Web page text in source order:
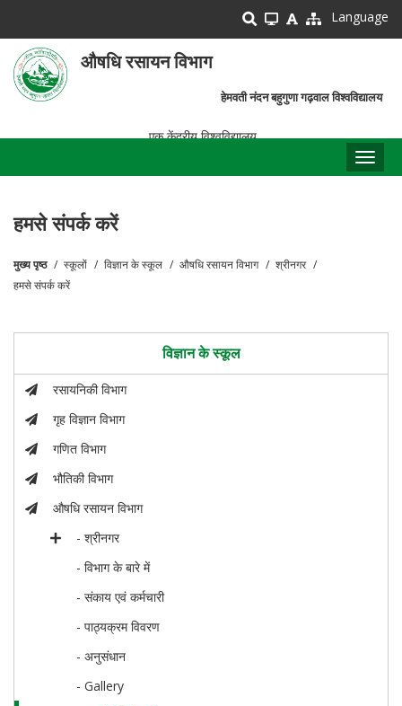
main
content
Language
औषधि रसायन विभाग
हेमवती नंदन बहुगुणा गढ़वाल विश्वविद्यालय
एक केंद्रीय विश्वविद्यालय
हमसे संपर्क करें
पग
मुख्य पृष्ठ स्कूलों विज्ञान के स्कूल औषधि रसायन विभाग
श्रीनगर
हमसे संपर्क करें
विज्ञान के स्कूल
रसायनिकी विभाग
गृह विज्ञान विभाग
गणित विभाग
भौतिकी विभाग
औषधि रसायन विभाग
- श्रीनगर
- विभाग के बारे में
- संकाय एवं कर्मचारी
- पाठ्यक्रम विवरण
- अनुसंधान
- Gallery